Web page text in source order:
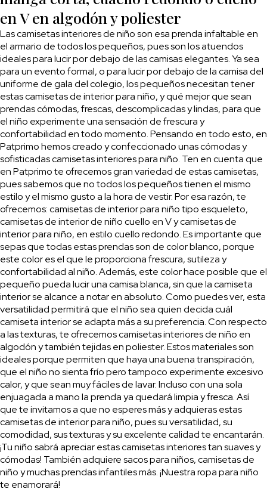
en V en algodón y poliester
Las camisetas interiores de niño son esa prenda infaltable en
el armario de todos los pequeños, pues son los atuendos
ideales para lucir por debajo de las camisas elegantes. Ya sea
para un evento formal, o para lucir por debajo de la camisa del
uniforme de gala del colegio, los pequeños necesitan tener
estas camisetas de interior para niño, y qué mejor que sean
prendas cómodas, frescas, descomplicadas y lindas, para que
el niño experimente una sensación de frescura y
confortabilidad en todo momento. Pensando en todo esto, en
Patprimo hemos creado y confeccionado unas cómodas y
sofisticadas camisetas interiores para niño. Ten en cuenta que
en Patprimo te ofrecemos gran variedad de estas camisetas,
pues sabemos que no todos los pequeños tienen el mismo
estilo y el mismo gusto a la hora de vestir. Por esa razón, te
ofrecemos: camisetas de interior para niño tipo esqueleto,
camisetas de interior de niño cuello en V y camisetas de
interior para niño, en estilo cuello redondo. Es importante que
sepas que todas estas prendas son de color blanco, porque
este color es el que le proporciona frescura, sutileza y
confortabilidad al niño. Además, este color hace posible que el
pequeño pueda lucir una camisa blanca, sin que la camiseta
interior se alcance a notar en absoluto. Como puedes ver, esta
versatilidad permitirá que el niño sea quien decida cuál
camiseta interior se adapta más a su preferencia. Con respecto
a las texturas, te ofrecemos camisetas interiores de niño en
algodón y también tejidas en poliester. Estos materiales son
ideales porque permiten que haya una buena transpiración,
que el niño no sienta frío pero tampoco experimente excesivo
calor, y que sean muy fáciles de lavar. Incluso con una sola
enjuagada a mano la prenda ya quedará limpia y fresca. Así
que te invitamos a que no esperes más y adquieras estas
camisetas de interior para niño, pues su versatilidad, su
comodidad, sus texturas y su excelente calidad te encantarán.
¡Tu niño sabrá apreciar estas camisetas interiores tan suaves y
cómodas! También adquiere sacos para niños, camisetas de
niño y muchas prendas infantiles más. ¡Nuestra ropa para niño
te enamorará!